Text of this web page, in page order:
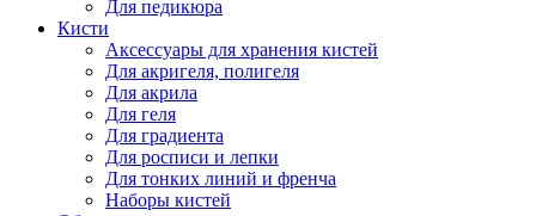
Для педикюра
Кисти
Аксессуары для хранения кистей
Для акригеля, полигеля
Для акрила
Для геля
Для градиента
Для росписи и лепки
Для тонких линий и френча
Наборы кистей